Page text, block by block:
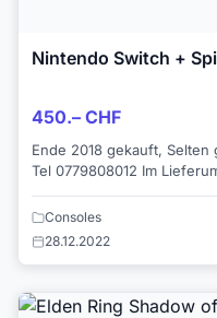
Nintendo Switch +
450.– CHF
Ende 2018 gekauft,
Tel 0779808012 Im Lieferumfang: 1x Nintendo Switch mit
Consoles
28.12.2022